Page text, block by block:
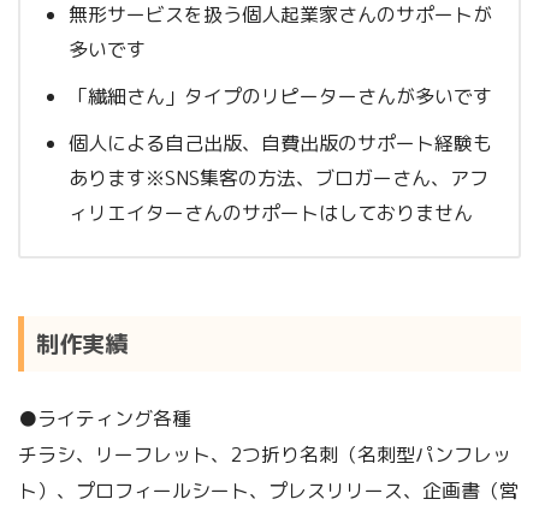
無形サービスを扱う個人起業家さんのサポートが
多いです
「繊細さん」タイプのリピーターさんが多いです
個人による自己出版、自費出版のサポート経験も
あります※SNS集客の方法、ブロガーさん、アフ
ィリエイターさんのサポートはしておりません
制作実績
●ライティング各種
チラシ、リーフレット、2つ折り名刺（名刺型パンフレッ
ト）、プロフィールシート、プレスリリース、企画書（営